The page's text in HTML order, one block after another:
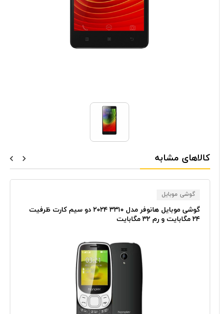
کالاهای مشابه
گوشی موبایل
گوشی موبایل هانوفر مدل ۳۳۱۰ ۲۰۲۴ دو سیم کارت ظرفیت
۲۴ مگابایت و رم ۳۲ مگابایت